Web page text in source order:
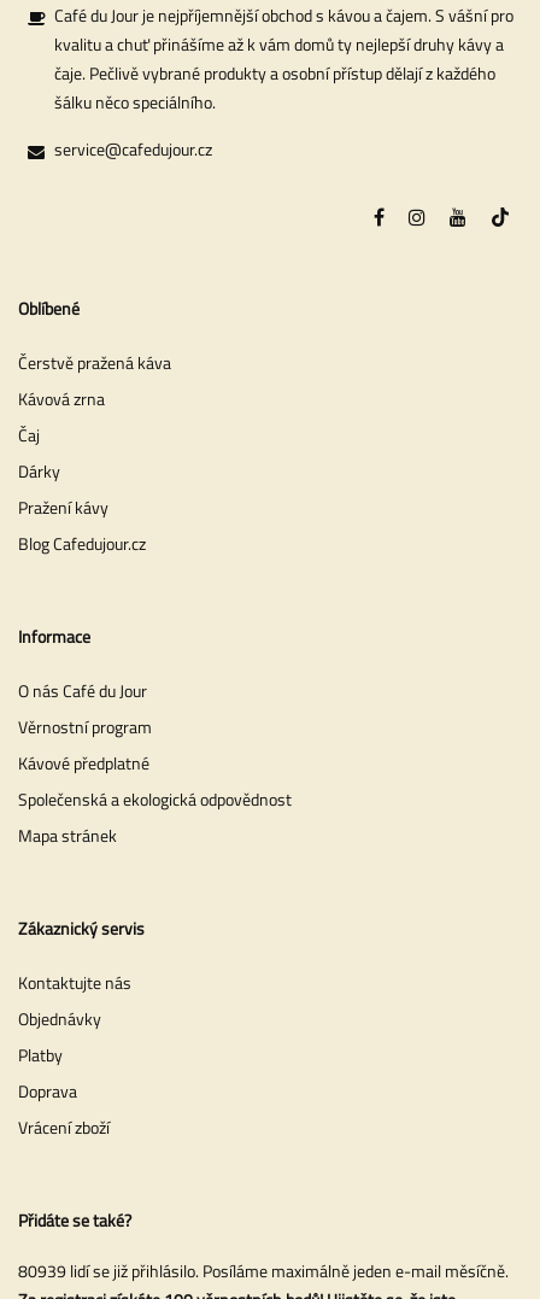
Café du Jour je nejpříjemnější obchod s kávou a čajem. S vášní pro
kvalitu a chuť přinášíme až k vám domů ty nejlepší druhy kávy a
čaje. Pečlivě vybrané produkty a osobní přístup dělají z každého
šálku něco speciálního.
service@cafedujour.cz
Oblíbené
Čerstvě pražená káva
Kávová zrna
Čaj
Dárky
Pražení kávy
Blog Cafedujour.cz
Informace
O nás Café du Jour
Věrnostní program
Kávové předplatné
Společenská a ekologická odpovědnost
Mapa stránek
Zákaznický servis
Kontaktujte nás
Objednávky
Platby
Doprava
Vrácení zboží
Přidáte se také?
80939 lidí se již přihlásilo. Posíláme maximálně jeden e-mail měsíčně.